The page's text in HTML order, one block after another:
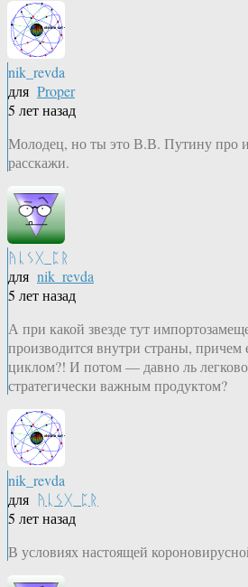
nik_revda
для Proper
5 лет назад
Молодец, но ты это В.В. Путину про
расскажи.
ᚤᚳᛊᚷ_ᛈᚱ
для nik_revda
5 лет назад
А при какой звезде тут
производится внутри страны,
циклом?! И потом — давно ль
стратегически важным продуктом?
nik_revda
для ᚤᚳᛊᚷ_ᛈᚱ
5 лет назад
В условиях настоящей